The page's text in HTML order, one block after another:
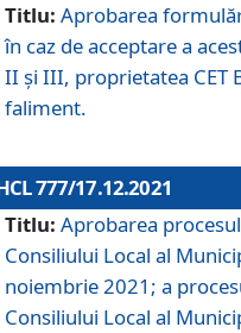
Titlu: Aprobarea
în caz de acceptare a
II și III, proprietatea CET
faliment.
777/17.12.2021
Titlu: Aprobarea
Consiliului Local al
noiembrie 2021; a
Consiliului Local al